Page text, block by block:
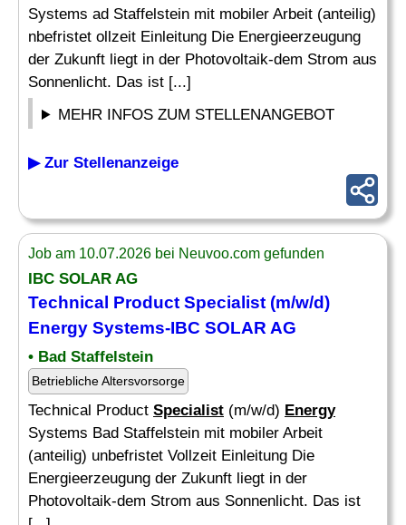
Systems ad Staffelstein mit mobiler Arbeit (anteilig)
nbefristet ollzeit Einleitung Die Energieerzeugung
der Zukunft liegt in der Photovoltaik-dem Strom aus
Sonnenlicht. Das ist [...]
MEHR INFOS ZUM STELLENANGEBOT
▶ Zur Stellenanzeige
Job am 10.07.2026 bei Neuvoo.com gefunden
IBC SOLAR AG
Technical Product Specialist (m/w/d)
Energy Systems-IBC SOLAR AG
• Bad Staffelstein
Betriebliche Altersvorsorge
Technical Product Specialist (m/w/d) Energy
Systems Bad Staffelstein mit mobiler Arbeit
(anteilig) unbefristet Vollzeit Einleitung Die
Energieerzeugung der Zukunft liegt in der
Photovoltaik-dem Strom aus Sonnenlicht. Das ist